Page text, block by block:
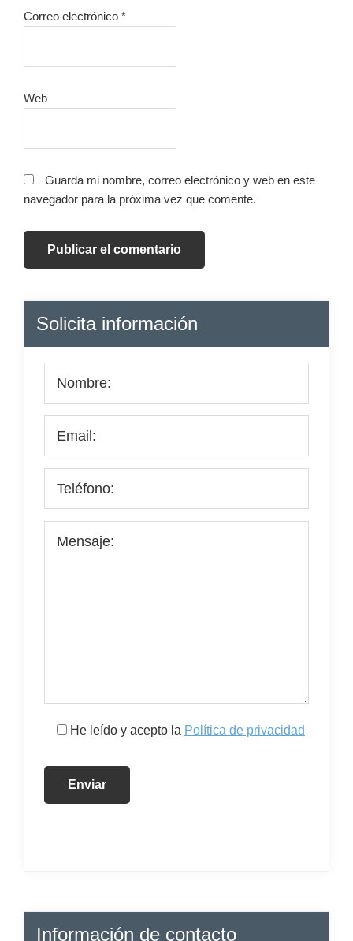
Correo electrónico *
Web
Guarda mi nombre, correo electrónico y web en este
navegador para la próxima vez que comente.
Barra
lateral
principal
Solicita información
He leído y acepto la Política de privacidad
Información de contacto